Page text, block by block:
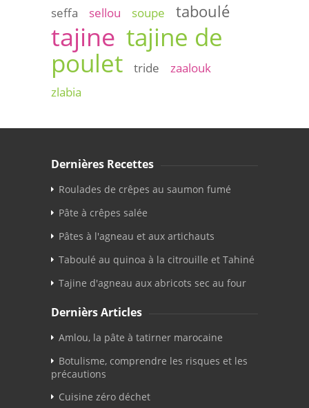
seffa
sellou soupe taboulé
tajine tajine de
poulet
tride
zaalouk
zlabia
Dernières Recettes
Roulades de crêpes au saumon fumé
Pâte à crêpes salée
Pâtes à l'agneau et aux artichauts
Taboulé au quinoa à la citrouille et Tahiné
Tajine d'agneau aux abricots sec au four
Dernièrs Articles
Amlou, la pâte à tatirner marocaine
Botulisme, comprendre les risques et les
précautions
Cuisine zéro déchet